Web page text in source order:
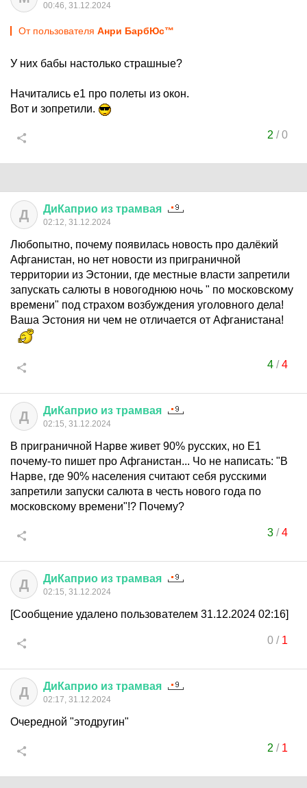
00:46, 31.12.2024
От пользователя Анри БарбЮс™
У них бабы настолько страшные?
Начитались е1 про полеты из окон.
Вот и зопретили.
2 /0
Д ДиКаприо из трамвая
02:12, 31.12.2024
Любопытно, почему появилась новость про далёкий
Афганистан, но нет новости из приграничной
территории из Эстонии, где местные власти запретили
запускать салюты в новогоднюю ночь " по московскому
времени" под страхом возбуждения уголовного дела!
Ваша Эстония ни чем не отличается от Афганистана!
4/4
Д ДиКаприо из трамвая
02:15, 31.12.2024
В приграничной Нарве живет 90% русских, но Е1
почему-то пишет про Афганистан... Чо не написать: "В
Нарве, где 90% населения считают себя русскими
запретили запуски салюта в честь нового года по
московскому времени"!? Почему?
3/4
Д ДиКаприо из трамвая
02:15, 31.12.2024
[Сообщение удалено пользователем 31.12.2024 02:16]
0/ 1
Д ДиКаприо из трамвая
02:17, 31.12.2024
Очередной "этодругин"
2 / 1